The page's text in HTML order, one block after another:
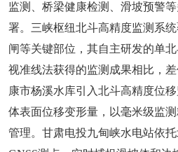
监测、桥梁健康检测、滑坡预警
署。三峡枢纽北斗高精度监测系
闸等关键部位，其自主研发的单
视准线法获得的监测成果相比，
康市杨溪水库引入北斗高精度位
体表面位移变形量，以毫米级监
管理。甘肃电投九甸峡水电站依